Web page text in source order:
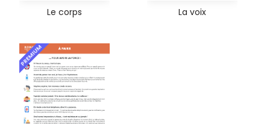
Le corps La voix
PREMIUM